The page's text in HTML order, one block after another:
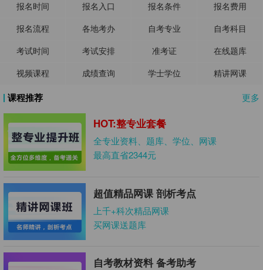
报名时间 报名入口 报名条件
报名费用
报名流程
各地考办 自考专业
自考科目
考试时间
考试安排 准考证
在线题库
视频课程
成绩查询 学士学位 精讲网课
更多
课程推荐
HOT:整专业套餐
全专业资料、题库、学位、网课
最高直省2344元
超值精品网课 剖析考点
上千+科次精品网课
买网课送题库
自考教材资料 备考助考